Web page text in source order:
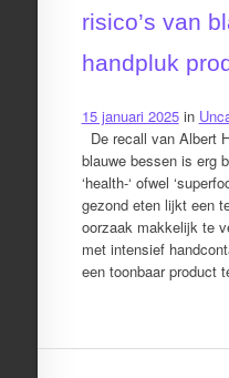
risico’s van
handpluk
15 januari 2025in
De recall van Albert
blauwe bessen is erg
‘health-‘ ofwel
gezond eten lijkt een
oorzaak makkelijk te
met intensief
een toonbaar product